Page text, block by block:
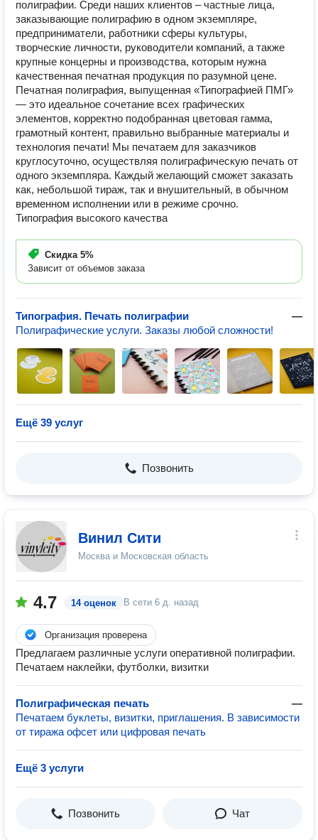
полиграфии. Среди наших клиентов – частные лица,
заказывающие полиграфию в одном экземпляре,
предприниматели, работники сферы культуры,
творческие личности, руководители компаний, а также
крупные концерны и производства, которым нужна
качественная печатная продукция по разумной цене.
Печатная полиграфия, выпущенная «Типографией ПМГ»
— это идеальное сочетание всех графических
элементов, корректно подобранная цветовая гамма,
грамотный контент, правильно выбранные материалы и
технология печати! Мы печатаем для заказчиков
круглосуточно, осуществляя полиграфическую печать от
одного экземпляра. Каждый желающий сможет заказать
как, небольшой тираж, так и внушительный, в обычном
временном исполнении или в режиме срочно.
Типография высокого качества
Скидка 5%
Зависит от объемов заказа
Типография. Печать полиграфии
—
Полиграфические услуги. Заказы любой сложности!
Ещё 39 услуг
Позвонить
Винил Сити
Москва и Московская область
4.7 14 оценок В сети 6 д. назад
Организация проверена
Предлагаем различные услуги оперативной полиграфии.
Печатаем наклейки, футболки, визитки
Полиграфическая печать
—
Печатаем буклеты, визитки, приглашения. В зависимости
от тиража офсет или цифровая печать
Ещё 3 услуги
Позвонить Чат